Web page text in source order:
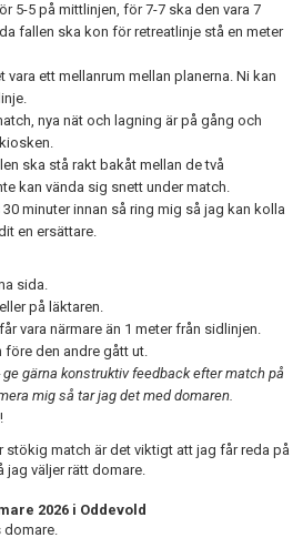
5-5 på mittlinjen, för 7-7 ska den vara 7
fallen ska kon för retreatlinje stå en meter
vara ett mellanrum mellan planerna. Ni kan
nya nät och lagning är på gång och
ska stå rakt bakåt mellan de två
kan vända sig snett under match.
minuter innan så ring mig så jag kan kolla
en ersättare.
sida.
på läktaren.
vara närmare än 1 meter från sidlinjen.
före den andre gått ut.
ge gärna konstruktiv feedback efter match på
mig så tar jag det med domaren.
stökig match är det viktigt att jag får reda på
jag väljer rätt domare.
2026 i Oddevold
domare.